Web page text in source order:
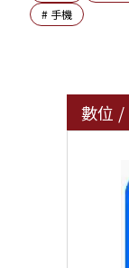
# 手機
數位 /